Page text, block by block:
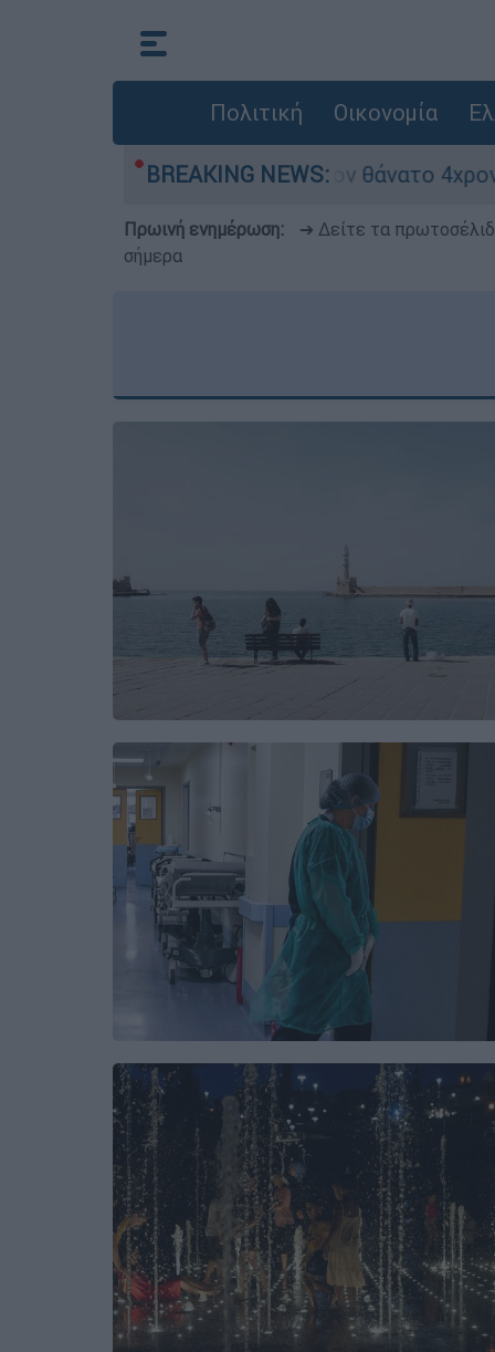
Πολιτική Οικονομία
BREAKING NEWS:
μετά τον θάνατο 4χρονου σε πισίνα
Πρωινή ενημέρωση: ➔ Δείτε τα
σήμερα